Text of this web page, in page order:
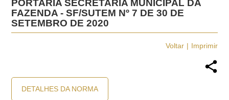
PORTARIA SECRETARIA MUNICIPAL DA
FAZENDA - SF/SUTEM Nº 7 DE 30 DE
SETEMBRO DE 2020
Voltar Imprimir
DETALHES DA NORMA